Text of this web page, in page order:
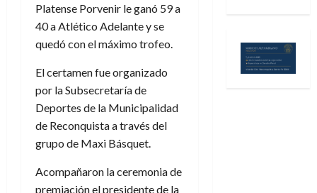
Platense Porvenir le ganó 59 a
40 a Atlético Adelante y se
quedó con el máximo trofeo.
El certamen fue organizado
por la Subsecretaría de
Deportes de la Municipalidad
de Reconquista a través del
grupo de Maxi Básquet.
Acompañaron la ceremonia de
premiación el presidente de la